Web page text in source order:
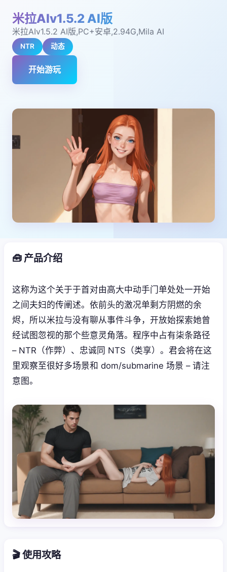
米拉AIv1.5.2 AI版
米拉AIv1.5.2 AI版,PC+安卓,2.94G,Mila AI
NTR 动态
开始游玩
🧰 产品介绍
这称为这个关于于首对由高大中动手门单处处一开始
之间夫妇的传阐述。依前头的激况单剩方阴燃的余
烬，所以米拉与没有聊从事件斗争，开放始探索她曾
经试图忽视的那个些意灵角落。程序中占有柒条路径
– NTR（作弊）、忠诚同 NTS（类享）。君会将在这
里观察至很好多场景和 dom/submarine 场景 – 请注
意图。
🎬 使用攻略